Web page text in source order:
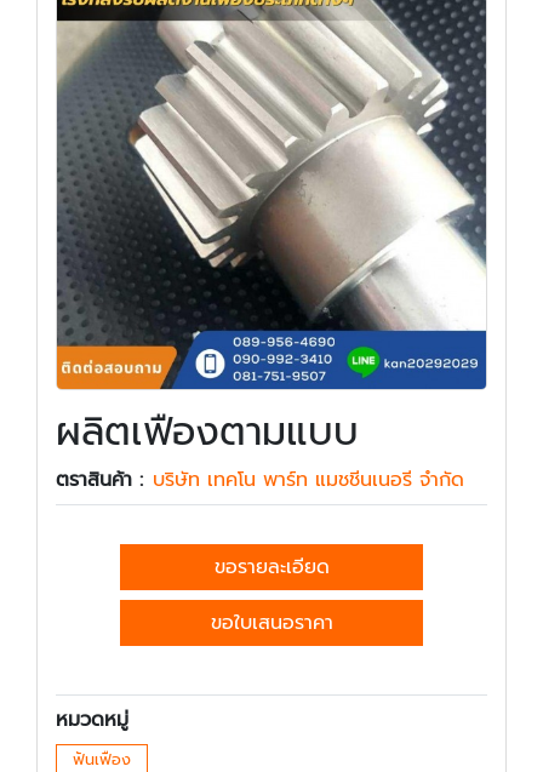
ผลิตเฟืองตามแบบ
ตราสินค้า : บริษัท เทคโน พาร์ท แมชชีนเนอรี จำกัด
ขอรายละเอียด
ขอใบเสนอราคา
หมวดหมู่
ฟันเฟือง